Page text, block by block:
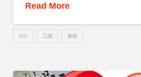
Read More
112 工讀 暑期